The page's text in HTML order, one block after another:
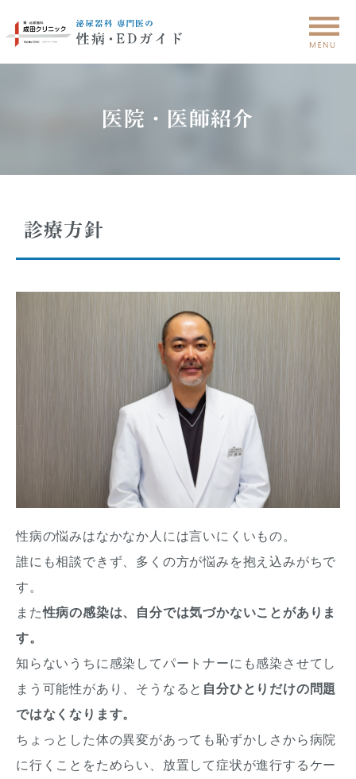
医院・医師紹介
診療方針
性病の悩みはなかなか人には言いにくいもの。
誰にも相談できず、多くの方が悩みを抱え込みがちで
す。
また性病の感染は、自分では気づかないことがありま
す。
知らないうちに感染してパートナーにも感染させてし
まう可能性があり、そうなると 自分ひとりだけの問題
ではなくなります。
ちょっとした体の異変があっても恥ずかしさから病院
に行くことをためらい、放置して症状が進行するケー